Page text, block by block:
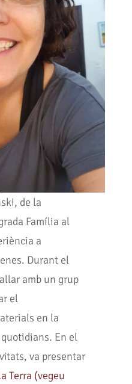
de la
Família al
a
Durant el
amb un grup
el
en la
quotidians. En el
va presentar
Terra (vegeu